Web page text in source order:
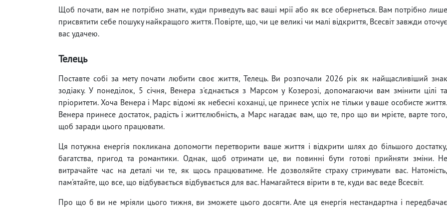
Щоб почати, вам не потрібно знати, куди приведуть вас ваші мрії або як все обернеться. Вам потрібно лише
присвятити себе пошуку найкращого життя. Повірте, що, чи це великі чи малі відкриття, Всесвіт завжди оточує
вас удачею.
Телець
Поставте собі за мету почати любити своє життя, Телець. Ви розпочали 2026 рік як найщасливіший знак
зодіаку. У понеділок, 5 січня, Венера з'єднається з Марсом у Козерозі, допомагаючи вам змінити цілі та
пріоритети. Хоча Венера і Марс відомі як небесні коханці, це принесе успіх не тільки у ваше особисте життя.
Венера принесе достаток, радість і життєлюбність, а Марс нагадає вам, що те, про що ви мрієте, варте того,
щоб заради цього працювати.
Ця потужна енергія покликана допомогти перетворити ваше життя і відкрити шлях до більшого достатку,
багатства, пригод та романтики. Однак, щоб отримати це, ви повинні бути готові прийняти зміни. Не
витрачайте час на деталі чи те, як щось працюватиме. Не дозволяйте страху стримувати вас. Натомість,
пам'ятайте, що все, що відбувається відбувається для вас. Намагайтеся вірити в те, куди вас веде Всесвіт.
Про що б ви не мріяли цього тижня, ви зможете цього досягти. Але ця енергія нестандартна і передбачає